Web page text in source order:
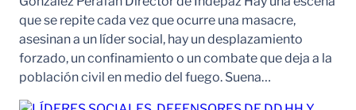
que se repite cada vez que ocurre una masacre,
asesinan a un líder social, hay un desplazamiento
forzado, un confinamiento o un combate que deja a la
población civil en medio del fuego. Suena…